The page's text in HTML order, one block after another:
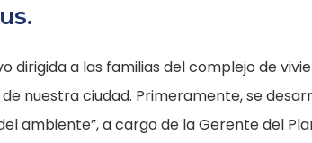
dirigida a las familias del complejo de
nuestra ciudad. Primeramente, se
ambiente”, a cargo de la Gerente del